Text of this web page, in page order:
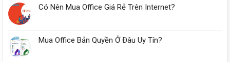
Bao
Có Nên Mua Office Giá Rẻ Trên Internet?
Mua Office Bản Quyền Ở Đâu Uy Tín?